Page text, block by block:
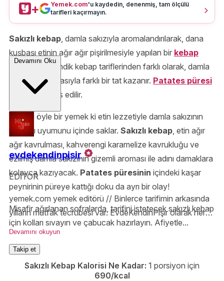
+ Yemek.com'u kaydedin, denenmiş, tam ölçülü
tarifleri kaçırmayın.
Sakızlı kebap, damla sakızıyla aromalandırılarak, dana
kuşbaşı etinin ağır ağır pişirilmesiyle yapılan bir kebap
türüdür. En bilindik kebap tariflerinden farklı olarak, damla
sakızının aromasıyla farklı bir tat kazanır. Patates püresi
üzerinde servis edilir.
Kendisi öyle bir yemek ki etin lezzetiyle damla sakızının
şaşırtıcı uyumunu içinde saklar. Sakızlı kebap, etin ağır
ağır kavrulması, kahverengi karamelize kavrukluğu ve
ezilmiş damla sakızının gizemli aroması ile adını damaklara
kolayca kazıyacak. Patates püresinin içindeki kaşar
peynirinin püreye kattığı doku da ayrı bir olay!
Misafir ağırlanan sofralarda, tarifini istetecek sakızlı kebap
için kolları sıvayın ve çabucak hazırlayın. Afiyetle...
Devamını Oku
evdekendinpisir
EDİTOR
yemek.com yemek editörü // Binlerce tarifimin arkasında
yılların mutfak tecrübesi var. EvdeKendinPişir olarak her
ölçüyü, tekniği ve püf noktasını özenle anlatıyor;
hazırlıyorum.
Devamını okuyun
Takip et
Sakızlı Kebap Kalorisi Ne Kadar: 1 porsiyon için
690/kcal